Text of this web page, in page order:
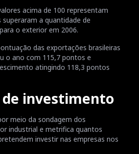
acima de 100 representam
a quantidade de
o exterior em 2006.
das exportações brasileiras
o ano com 115,7 pontos e
atingindo 118,3 pontos
investimento
meio da sondagem dos
industrial e metrifica quantos
investir nas empresas nos